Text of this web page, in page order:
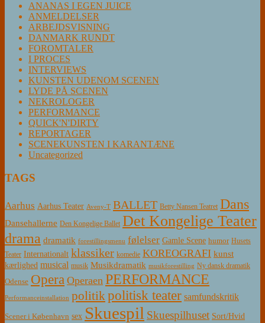
ANANAS I EGEN JUICE
ANMELDELSER
ARBEJDSVISNING
DANMARK RUNDT
FOROMTALER
I PROCES
INTERVIEWS
KUNSTEN UDENOM SCENEN
LYDE PÅ SCENEN
NEKROLOGER
PERFORMANCE
QUICK'N'DIRTY
REPORTAGER
SCENEKUNSTEN I KARANTÆNE
Uncategorized
TAGS
Aarhus Aarhus Teater Aveny-T BALLET Betty Nansen Teatret Dans
Dansehallerne Den Kongelige Ballet Det Kongelige Teater
drama dramatik forestillingsmenu følelser Gamle Scene humor Husets
Teater Internationalt klassiker komedie KOREOGRAFI kunst
kærlighed musical musik Musikdramatik musikforestilling Ny dansk dramatik
Odense Opera Operaen PERFORMANCE
Performanceinstallation politikpolitisk teater samfundskritik
Scener i København sex Skuespil Skuespilhuset Sort/Hvid